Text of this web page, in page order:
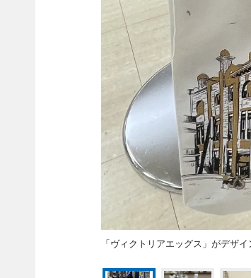
「ヴィクトリアエッグス」がデザ